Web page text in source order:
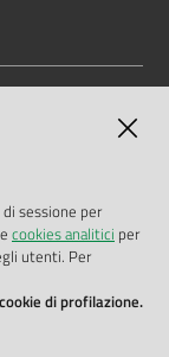
sessione per
cookies analitici per
utenti. Per
di profilazione.